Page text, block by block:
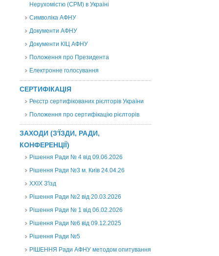
Нерухомістю (CPM) в Україні
Символіка АФНУ
Документи АФНУ
Документи КІЦ АФНУ
Положення про Президента
Електронне голосування
СЕРТИФІКАЦІЯ
Реєстр сертифікованих рієлторів України
Положення про сертифікацію рієлторів
ЗАХОДИ (З'ЇЗДИ, РАДИ,
КОНФЕРЕНЦІЇ)
Рішення Ради № 4 від 09.06.2026
Рішення Ради №3 м. Київ 24.04.26
XXІХ З'їзд
Рішення Ради №2 від 20.03.2026
Рішення Ради № 1 від 06.02.2026
Рішення Ради №6 від 09.12.2025
Рішення Ради №5
РІШЕННЯ Ради АФНУ методом опитування